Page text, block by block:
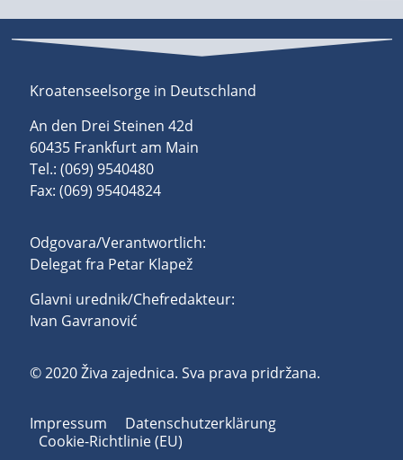
Kroatenseelsorge in Deutschland
An den Drei Steinen 42d
60435 Frankfurt am Main
Tel.: (069) 9540480
Fax: (069) 95404824
Odgovara/Verantwortlich:
Delegat fra Petar Klapež
Glavni urednik/Chefredakteur:
Ivan Gavranović
© 2020 Živa zajednica. Sva prava pridržana.
Impressum
Datenschutzerklärung
Cookie-Richtlinie (EU)